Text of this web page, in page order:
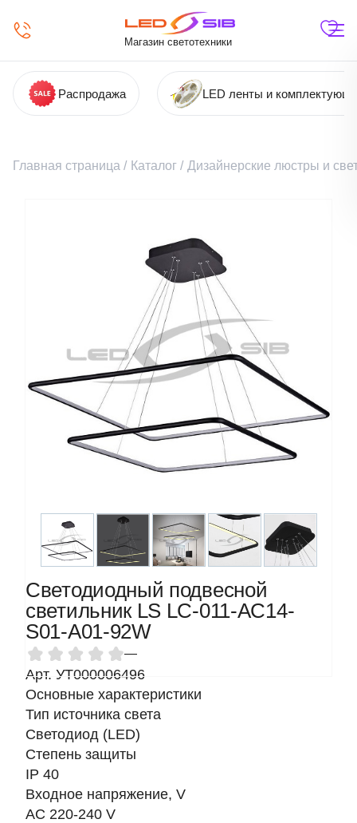
Магазин светотехники
Распродажа LED ленты и
Главная страница / Каталог / Дизайнерские люстры и
Светодиодный подвесной
светильник LS LC-011-AC14-
S01-A01-92W
—
Арт. УТ000006496
Основные характеристики
Тип источника света
Светодиод (LED)
Степень защиты
IP 40
Входное напряжение, V
AC 220-240 V